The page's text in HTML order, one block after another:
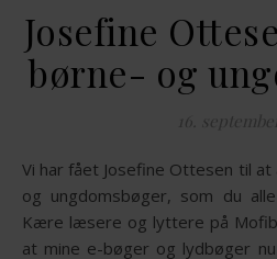
Josefine
børne- og
16.
Vi har fået Josefine Ottesen til at anbefale en række børne-
og ungdomsbøger, som du
Kære læsere og lyttere på
at mine e-bøger og lydbøger